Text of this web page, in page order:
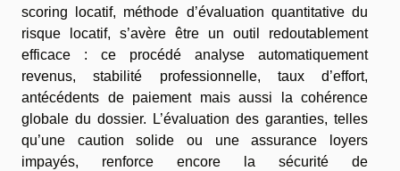
scoring locatif, méthode d’évaluation quantitative du
risque locatif, s’avère être un outil redoutablement
efficace : ce procédé analyse automatiquement
revenus, stabilité professionnelle, taux d’effort,
antécédents de paiement mais aussi la cohérence
globale du dossier. L’évaluation des garanties, telles
qu’une caution solide ou une assurance loyers
impayés, renforce encore la sécurité de